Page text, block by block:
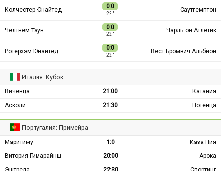
Колчестер Юнайтед 0:0
22 ′
Саутгемптон
Челтнем Таун 0:0
22 ′
Чарльтон Атлетик
Ротерхэм Юнайтед 0:0
22 ′
Вест Бромвич Альбион
Италия: Кубок
Виченца 21:00
Катания
Асколи
21:30 Потенца
Португалия: Примейра
Маритиму 1:0
Каза Пия
Витория Гимарайнш
20:00
Арока
Эштрела
22:30 Спортинг